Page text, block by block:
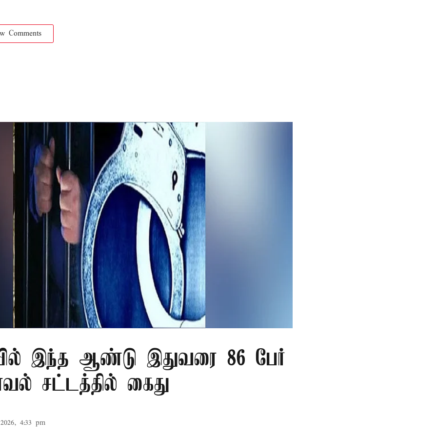
Comments
இந்த ஆண்டு இதுவரை 86 பேர்
சட்டத்தில் கைது
4:33 pm